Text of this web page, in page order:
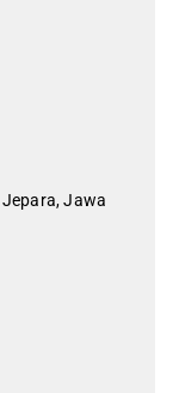
Jepara, Jawa